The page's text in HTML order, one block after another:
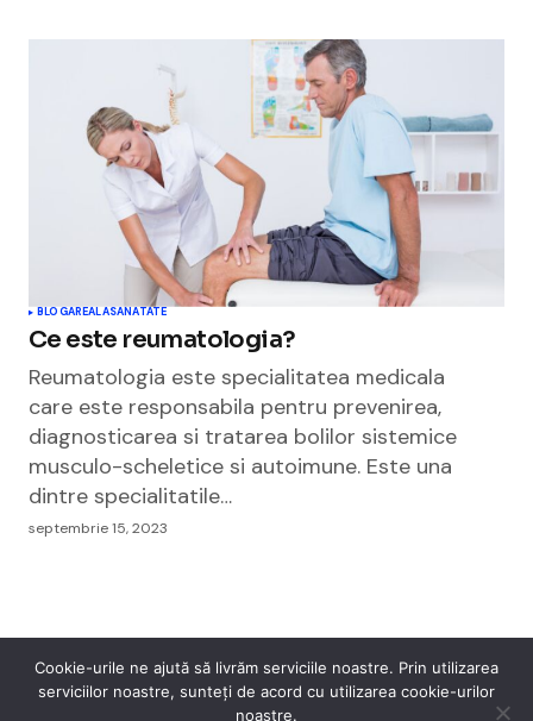
BLOGAREALASANATATE
Ce este reumatologia?
Reumatologia este specialitatea medicala
care este responsabila pentru prevenirea,
diagnosticarea si tratarea bolilor sistemice
musculo-scheletice si autoimune. Este una
dintre specialitatile…
septembrie 15, 2023
Cismigiu Parc
Cookie-urile ne ajută să livrăm serviciile noastre. Prin utilizarea
serviciilor noastre, sunteți de acord cu utilizarea cookie-urilor
noastre.